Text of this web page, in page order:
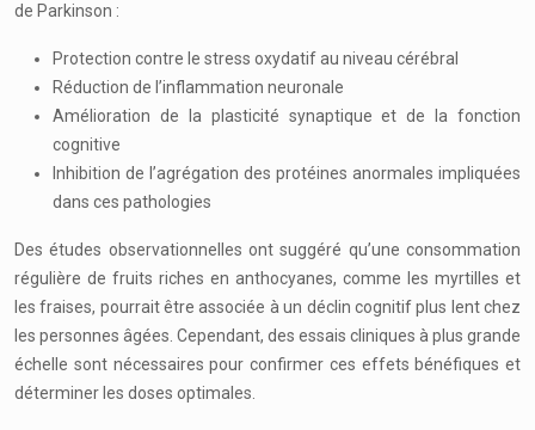
de Parkinson :
Protection contre le stress oxydatif au niveau cérébral
Réduction de l’inflammation neuronale
Amélioration de la plasticité synaptique et de la fonction
cognitive
Inhibition de l’agrégation des protéines anormales impliquées
dans ces pathologies
Des études observationnelles ont suggéré qu’une consommation
régulière de fruits riches en anthocyanes, comme les myrtilles et
les fraises, pourrait être associée à un déclin cognitif plus lent chez
les personnes âgées. Cependant, des essais cliniques à plus grande
échelle sont nécessaires pour confirmer ces effets bénéfiques et
déterminer les doses optimales.